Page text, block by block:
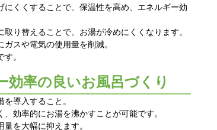
くくすることで、保温性を高め、エネルギー効
り替えることで、お湯が冷めにくくなります。
スや電気の使用量を削減。
。
効率の良いお風呂づくり
導入すること。
効率的にお湯を沸かすことが可能です。
を大幅に抑えます。